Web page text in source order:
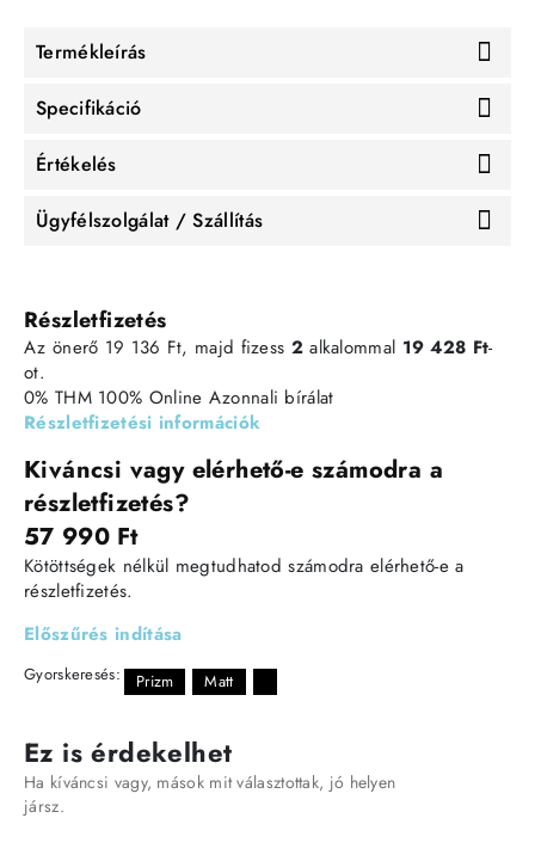
Termékleírás
Specifikáció
Értékelés
Ügyfélszolgálat / Szállítás
Részletfizetés
Az önerő 19 136 Ft, majd fizess 2alkalommal 19 428 Ft-
ot.
0% THM 100% Online Azonnali bírálat
Részletfizetési információk
Kiváncsi vagy elérhető-e számodra a
részletfizetés?
57 990 Ft
Kötöttségek nélkül megtudhatod számodra elérhető-e a
részletfizetés.
Előszűrés indítása
Gyorskeresés: Prizm Matt
Ez is érdekelhet
Ha kíváncsi vagy, mások mit választottak, jó helyen
jársz.